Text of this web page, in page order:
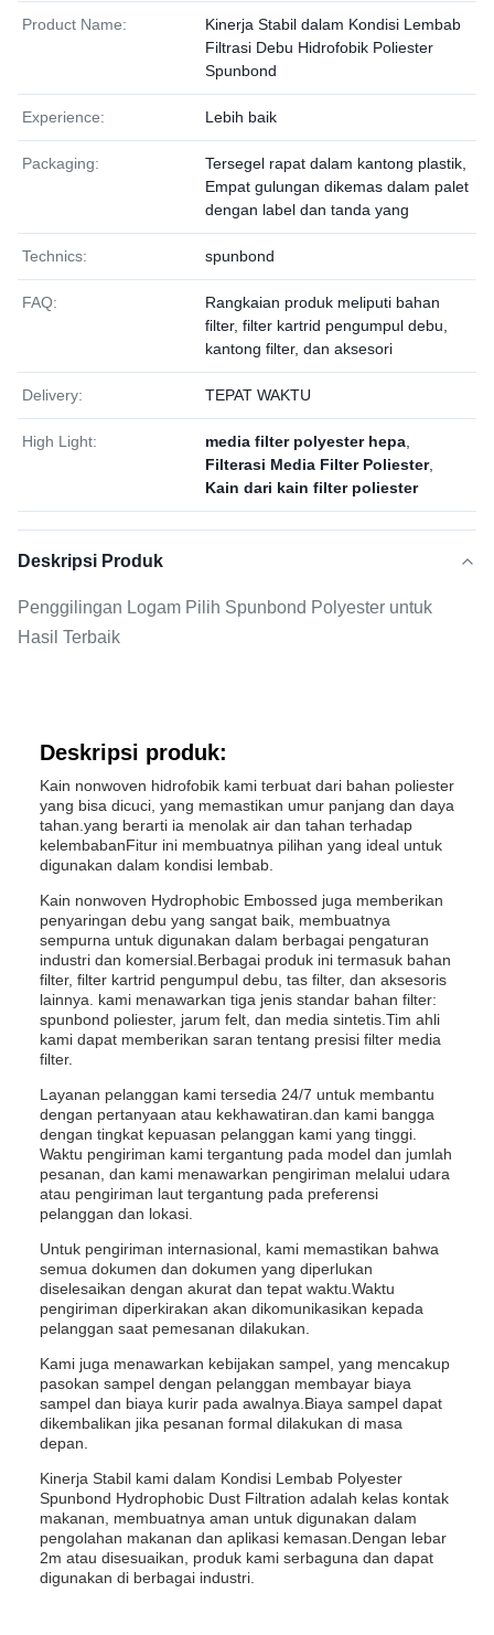
Product Name:
Kinerja Stabil dalam Kondisi Lembab
Filtrasi Debu Hidrofobik Poliester
Spunbond
Experience: Lebih baik
Packaging:
Tersegel rapat dalam kantong plastik,
Empat gulungan dikemas dalam palet
dengan label dan tanda yang
Technics: spunbond
FAQ:
Rangkaian produk meliputi bahan
filter, filter kartrid pengumpul debu,
kantong filter, dan aksesori
Delivery: TEPAT WAKTU
High Light: media filter polyester hepa
Filterasi Media Filter Poliester,
Kain dari kain filter poliester
Deskripsi Produk
Penggilingan Logam Pilih Spunbond Polyester untuk
Hasil Terbaik
Deskripsi produk:
Kain nonwoven hidrofobik kami terbuat dari bahan poliester
yang bisa dicuci, yang memastikan umur panjang dan daya
tahan.yang berarti ia menolak air dan tahan terhadap
kelembabanFitur ini membuatnya pilihan yang ideal untuk
digunakan dalam kondisi lembab.
Kain nonwoven Hydrophobic Embossed juga memberikan
penyaringan debu yang sangat baik, membuatnya
sempurna untuk digunakan dalam berbagai pengaturan
industri dan komersial.Berbagai produk ini termasuk bahan
filter, filter kartrid pengumpul debu, tas filter, dan aksesoris
lainnya. kami menawarkan tiga jenis standar bahan filter:
spunbond poliester, jarum felt, dan media sintetis.Tim ahli
kami dapat memberikan saran tentang presisi filter media
filter.
Layanan pelanggan kami tersedia 24/7 untuk membantu
dengan pertanyaan atau kekhawatiran.dan kami bangga
dengan tingkat kepuasan pelanggan kami yang tinggi.
Waktu pengiriman kami tergantung pada model dan jumlah
pesanan, dan kami menawarkan pengiriman melalui udara
atau pengiriman laut tergantung pada preferensi
pelanggan dan lokasi.
Untuk pengiriman internasional, kami memastikan bahwa
semua dokumen dan dokumen yang diperlukan
diselesaikan dengan akurat dan tepat waktu.Waktu
pengiriman diperkirakan akan dikomunikasikan kepada
pelanggan saat pemesanan dilakukan.
Kami juga menawarkan kebijakan sampel, yang mencakup
pasokan sampel dengan pelanggan membayar biaya
sampel dan biaya kurir pada awalnya.Biaya sampel dapat
dikembalikan jika pesanan formal dilakukan di masa
depan.
Kinerja Stabil kami dalam Kondisi Lembab Polyester
Spunbond Hydrophobic Dust Filtration adalah kelas kontak
makanan, membuatnya aman untuk digunakan dalam
pengolahan makanan dan aplikasi kemasan.Dengan lebar
2m atau disesuaikan, produk kami serbaguna dan dapat
digunakan di berbagai industri.